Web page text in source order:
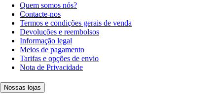
Quem somos nós?
Contacte-nos
Termos e condições gerais de venda
Devoluções e reembolsos
Informação legal
Meios de pagamento
Tarifas e opções de envio
Nota de Privacidade
Nossas lojas